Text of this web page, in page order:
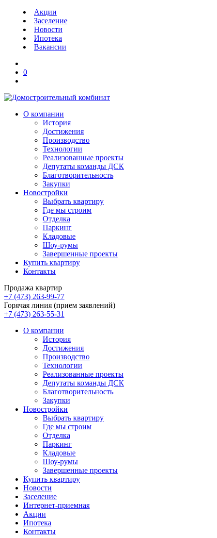
Акции
Заселение
Новости
Ипотека
Вакансии
0
О компании
История
Достижения
Производство
Технологии
Реализованные проекты
Депутаты команды ДСК
Благотворительность
Закупки
Новостройки
Выбрать квартиру
Где мы строим
Отделка
Паркинг
Кладовые
Шоу-румы
Завершенные проекты
Купить квартиру
Контакты
Продажа квартир
+7 (473) 263-99-77
Горячая линия (прием заявлений)
+7 (473) 263-55-31
О компании
История
Достижения
Производство
Технологии
Реализованные проекты
Депутаты команды ДСК
Благотворительность
Закупки
Новостройки
Выбрать квартиру
Где мы строим
Отделка
Паркинг
Кладовые
Шоу-румы
Завершенные проекты
Купить квартиру
Новости
Заселение
Интернет-приемная
Акции
Ипотека
Контакты